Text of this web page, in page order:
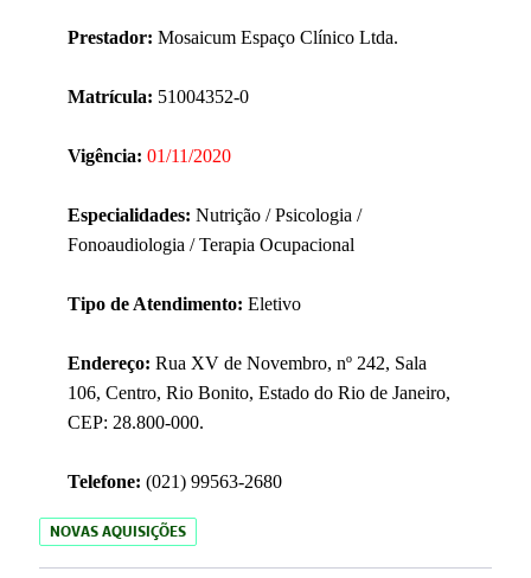
Prestador: Mosaicum Espaço Clínico Ltda.
Matrícula: 51004352-0
Vigência: 01/11/2020
Especialidades: Nutrição / Psicologia /
Fonoaudiologia / Terapia Ocupacional
Tipo de Atendimento: Eletivo
Endereço: Rua XV de Novembro, nº 242, Sala
106, Centro, Rio Bonito, Estado do Rio de Janeiro,
CEP: 28.800-000.
Telefone: (021) 99563-2680
NOVAS AQUISIÇÕES